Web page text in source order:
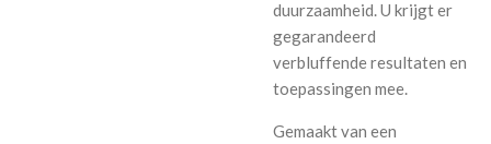
duurzaamheid. U krijgt er
gegarandeerd
verbluffende resultaten en
toepassingen mee.
Gemaakt van een